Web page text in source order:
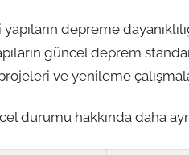
depreme
güncel deprem
ve yenileme
durumu hakkında daha